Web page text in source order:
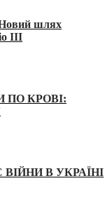
Новий шлях
III
ПО КРОВІ:
В УКРАЇНІ